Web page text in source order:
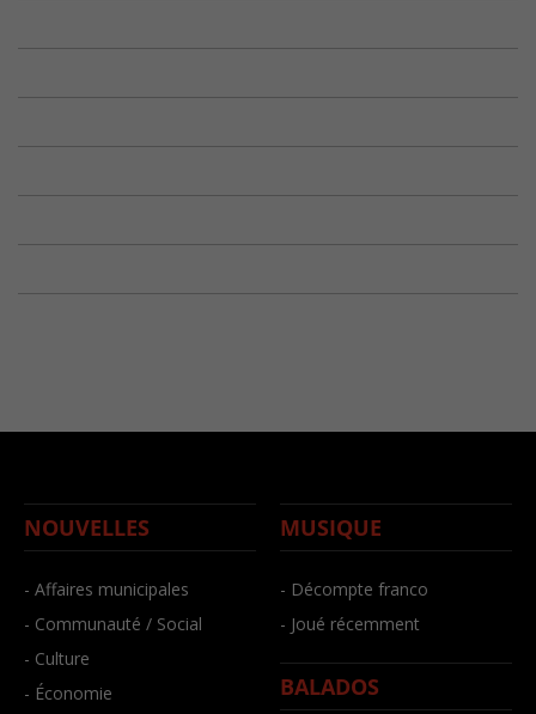
NOUVELLES
- Affaires municipales
- Communauté / Social
- Culture
- Économie
MUSIQUE
- Décompte franco
- Joué récemment
BALADOS